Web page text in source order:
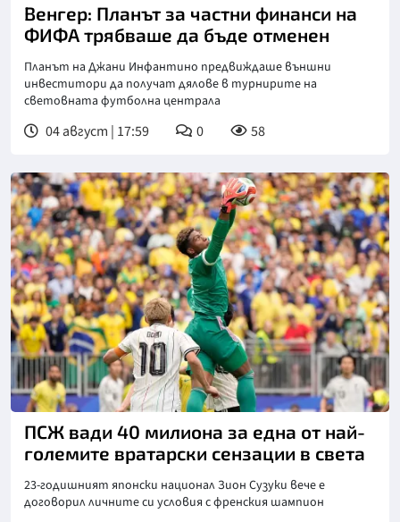
Венгер: Планът за частни финанси на
ФИФА трябваше да бъде отменен
Планът на Джани Инфантино предвиждаше външни
инвеститори да получат дялове в турнирите на
световната футболна централа
04 август | 17:59 0 58
Снимка: БТА
ПСЖ вади 40 милиона за една от най-
големите вратарски сензации в света
23-годишният японски национал Зион Сузуки вече е
договорил личните си условия с френския шампион